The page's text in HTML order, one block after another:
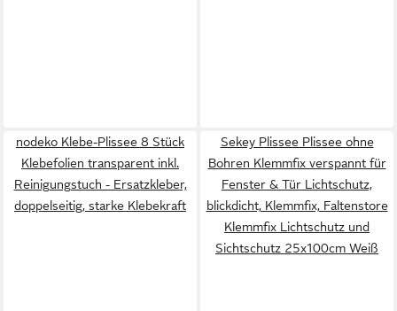
nodeko Klebe-Plissee 8 Stück
Klebefolien transparent inkl.
Reinigungstuch - Ersatzkleber,
doppelseitig, starke Klebekraft
Sekey Plissee Plissee ohne
Bohren Klemmfix verspannt für
Fenster & Tür Lichtschutz,
blickdicht, Klemmfix, Faltenstore
Klemmfix Lichtschutz und
Sichtschutz 25x100cm Weiß